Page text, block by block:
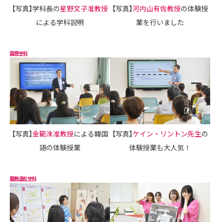
【写真】学科長の星野文子准教授
による学科説明
【写真】河内山有佐教授の体験授
業を行いました
国際学科
【写真】金範洙准教授による韓国
語の体験授業
【写真】ケイン・リントン先生の
体験授業も大人気！
服飾造形学科